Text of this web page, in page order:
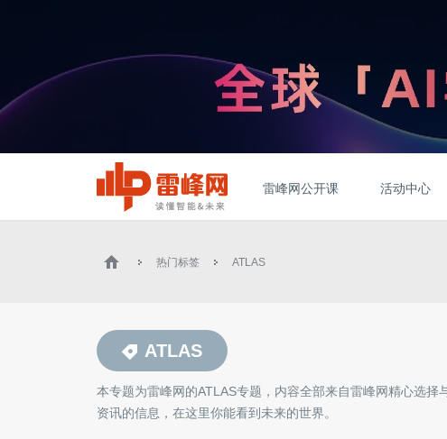
雷峰网公开课 活动中心
热门标签 ATLAS
ATLAS
本专题为雷峰网的ATLAS专题，内容全部来自雷峰网精心选择
资讯的信息，在这里你能看到未来的世界。